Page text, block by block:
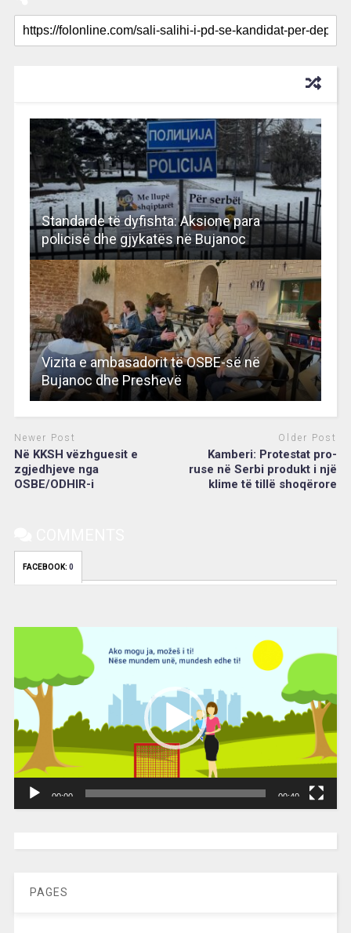
Standarde të dyfishta: Aksione para
policisë dhe gjykatës në Bujanoc
Vizita e ambasadorit të OSBE-së në
Bujanoc dhe Preshevë
Newer Post
Në KKSH vëzhguesit e
zgjedhjeve nga
OSBE/ODHIR-i
Older Post
Kamberi: Protestat pro-
ruse në Serbi produkt i një
klime të tillë shoqërore
FACEBOOK: 0
00:00 00:40
PAGES